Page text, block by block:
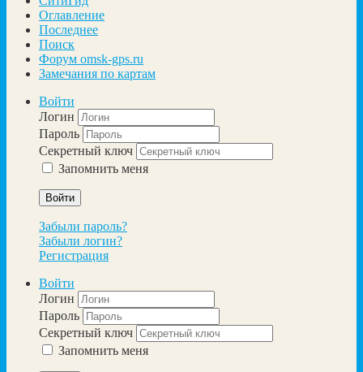
Оглавление
Последнее
Поиск
Форум omsk-gps.ru
Замечания по картам
Войти
Логин
Пароль
Секретный ключ
Запомнить меня
Войти
Забыли пароль?
Забыли логин?
Регистрация
Войти
Логин
Пароль
Секретный ключ
Запомнить меня